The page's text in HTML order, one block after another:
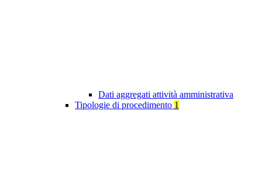
Dati aggregati attività amministrativa
Tipologie di procedimento 1